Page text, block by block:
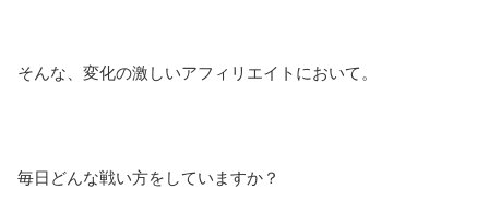
そんな、変化の激しいアフィリエイトにおいて。
毎日どんな戦い方をしていますか？